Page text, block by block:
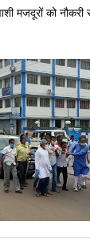
मजदूरों को